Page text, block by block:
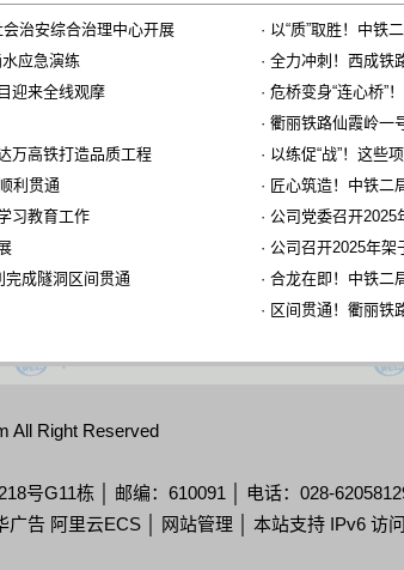
治安综合治理中心开展 · 以“质”取胜！中铁
应急演练 · 全力冲刺！西成铁
迎来全线观摩 · 危桥变身“连心桥”
· 衢丽铁路仙霞岭一
万高铁打造品质工程 · 以练促“战”！这些
利贯通 · 匠心筑造！中铁二
习教育工作 · 公司党委召开2025
· 公司召开2025年架
完成隧洞区间贯通 · 合龙在即！中铁二
· 区间贯通！衢丽铁
All Right Reserved
号G11栋 │ 邮编：610091 │ 电话：028-
广告 阿里云ECS │ 网站管理 │ 本站支持 IPv6 访问